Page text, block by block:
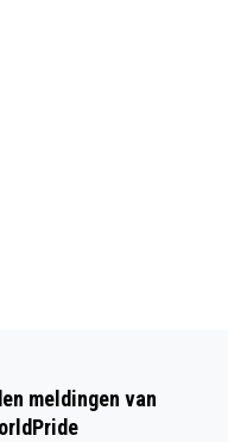
meldingen van